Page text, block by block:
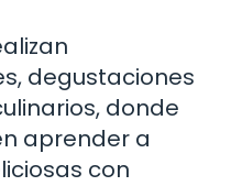
degustaciones
donde
aprender a
con